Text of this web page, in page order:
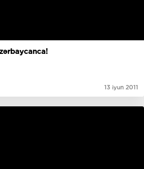
13 iyun 2011